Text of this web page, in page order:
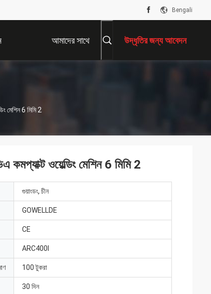
Bengali
আমাদের সাথে উদ্ধৃতির জন্য আবেদন
মেশিন 6 মিমি 2
ওয়েল্ডিং মেশিন 6 মিমি 2
গুয়াংডং, চীন
GOWELLDE
CE
ARC400I
100 টুকরা
30 দিন